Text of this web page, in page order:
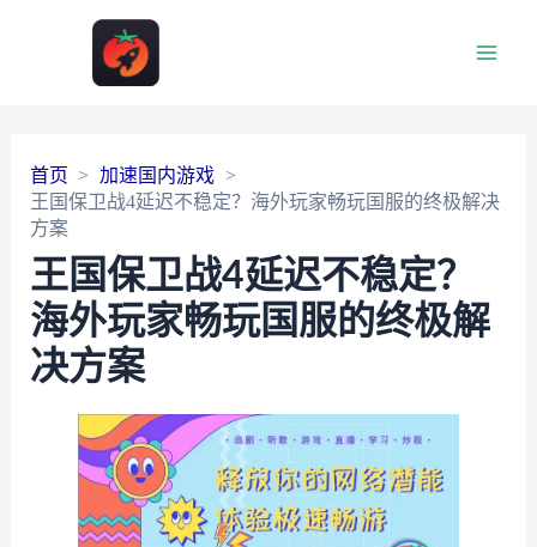
首页
加速国内游戏
王国保卫战4延迟不稳定？海外玩家畅玩国服的终极解决
方案
王国保卫战4延迟不稳定？
海外玩家畅玩国服的终极解
决方案